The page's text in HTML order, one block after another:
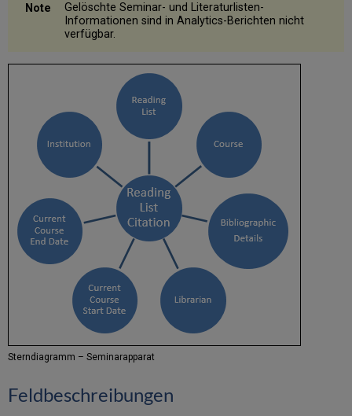
Reading
Section)
Literatur
Metadaten-
Details
Metadata
Details)
Literatur-
Copyright
(Citation
Copyright)
Bibliothekar
(Librarian)
Aktuelles
Startdatum
Course
Start
Gelöschte Seminar- und Literaturlisten-
Informationen sind in Analytics-Berichten nicht
verfügbar.
Sterndiagramm – Seminarapparat ​
Feldbeschreibungen